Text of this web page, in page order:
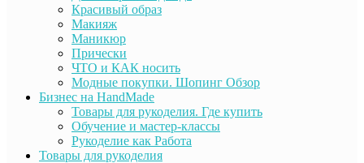
Красивый образ
Макияж
Маникюр
Прически
ЧТО и КАК носить
Модные покупки. Шопинг Обзор
Бизнес на HandMade
Товары для рукоделия. Где купить
Обучение и мастер-классы
Рукоделие как Работа
Товары для рукоделия